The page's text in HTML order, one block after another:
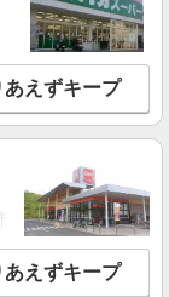
を見る
サポートなど【福
い有/週払い有/交
を見る
あえずキープ
太田市・館林市
あえずキープ